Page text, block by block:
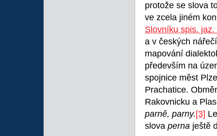
protože se slova
ve zcela jiném
Slovníku spis. jaz.
a v českých
mapování
především na
spojnice měst
Prachatice.
Rakovnicku a
parně, parny. [3]
slova perna ještě